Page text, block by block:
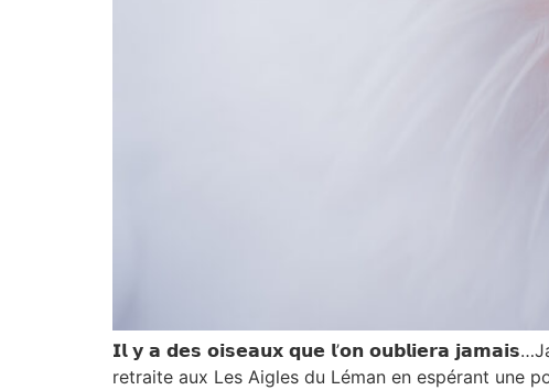
𝗜𝗹 𝘆 𝗮 𝗱𝗲𝘀 𝗼𝗶𝘀𝗲𝗮𝘂𝘅 𝗾𝘂𝗲 𝗹’𝗼𝗻 𝗼𝘂𝗯𝗹𝗶𝗲𝗿𝗮
retraite aux Les Aigles du Léman en espérant une